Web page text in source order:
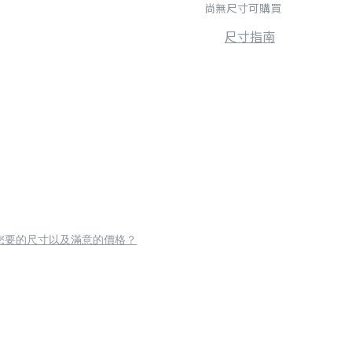
尚無尺寸可購買
尺寸指南
要的尺寸以及滿意的價格？